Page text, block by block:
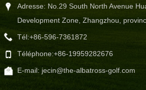
Adresse: No.29 South North Avenue
Development Zone, Zhangzhou,
Tél:+86-596-7361872
Téléphone:+86-19959282676
E-mail: jecin@the-albatross-golf.com